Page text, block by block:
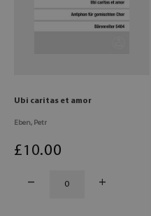
Ubi caritas et amor
Eben, Petr
£10.00